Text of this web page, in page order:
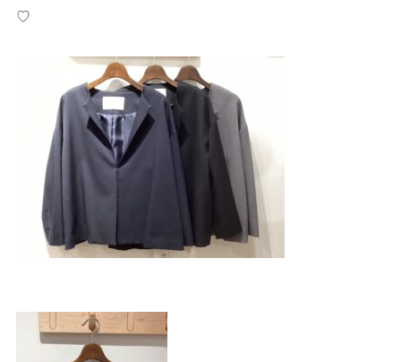
営業時間 10:00 ~ 22:00
4F/5F Physical care floor
フィジカルケアフロア
営業時間 10:00 ~ 23:00
施設案内を見る
♡